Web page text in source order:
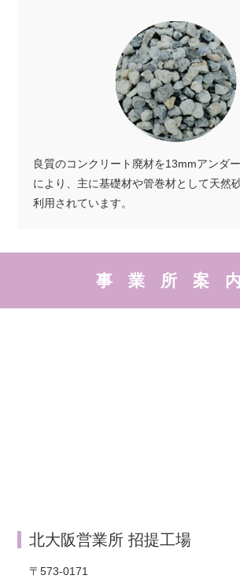
良質のコンクリート廃材を13mmアンダ
により、主に基礎材や管巻材として天然
利用されています。
事業所案
北大阪営業所 招提工場
〒573-0171